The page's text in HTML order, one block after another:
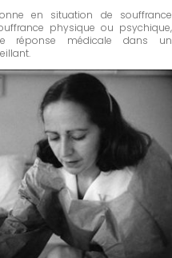
en situation de souffrance
physique ou psychique,
réponse médicale dans un